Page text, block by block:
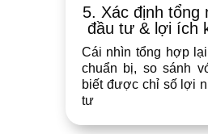
5. Xác định tổng
đầu tư & lợi ích
Cái nhìn tổng hợp
chuẩn bị, so sánh
biết được chỉ số lợi
tư